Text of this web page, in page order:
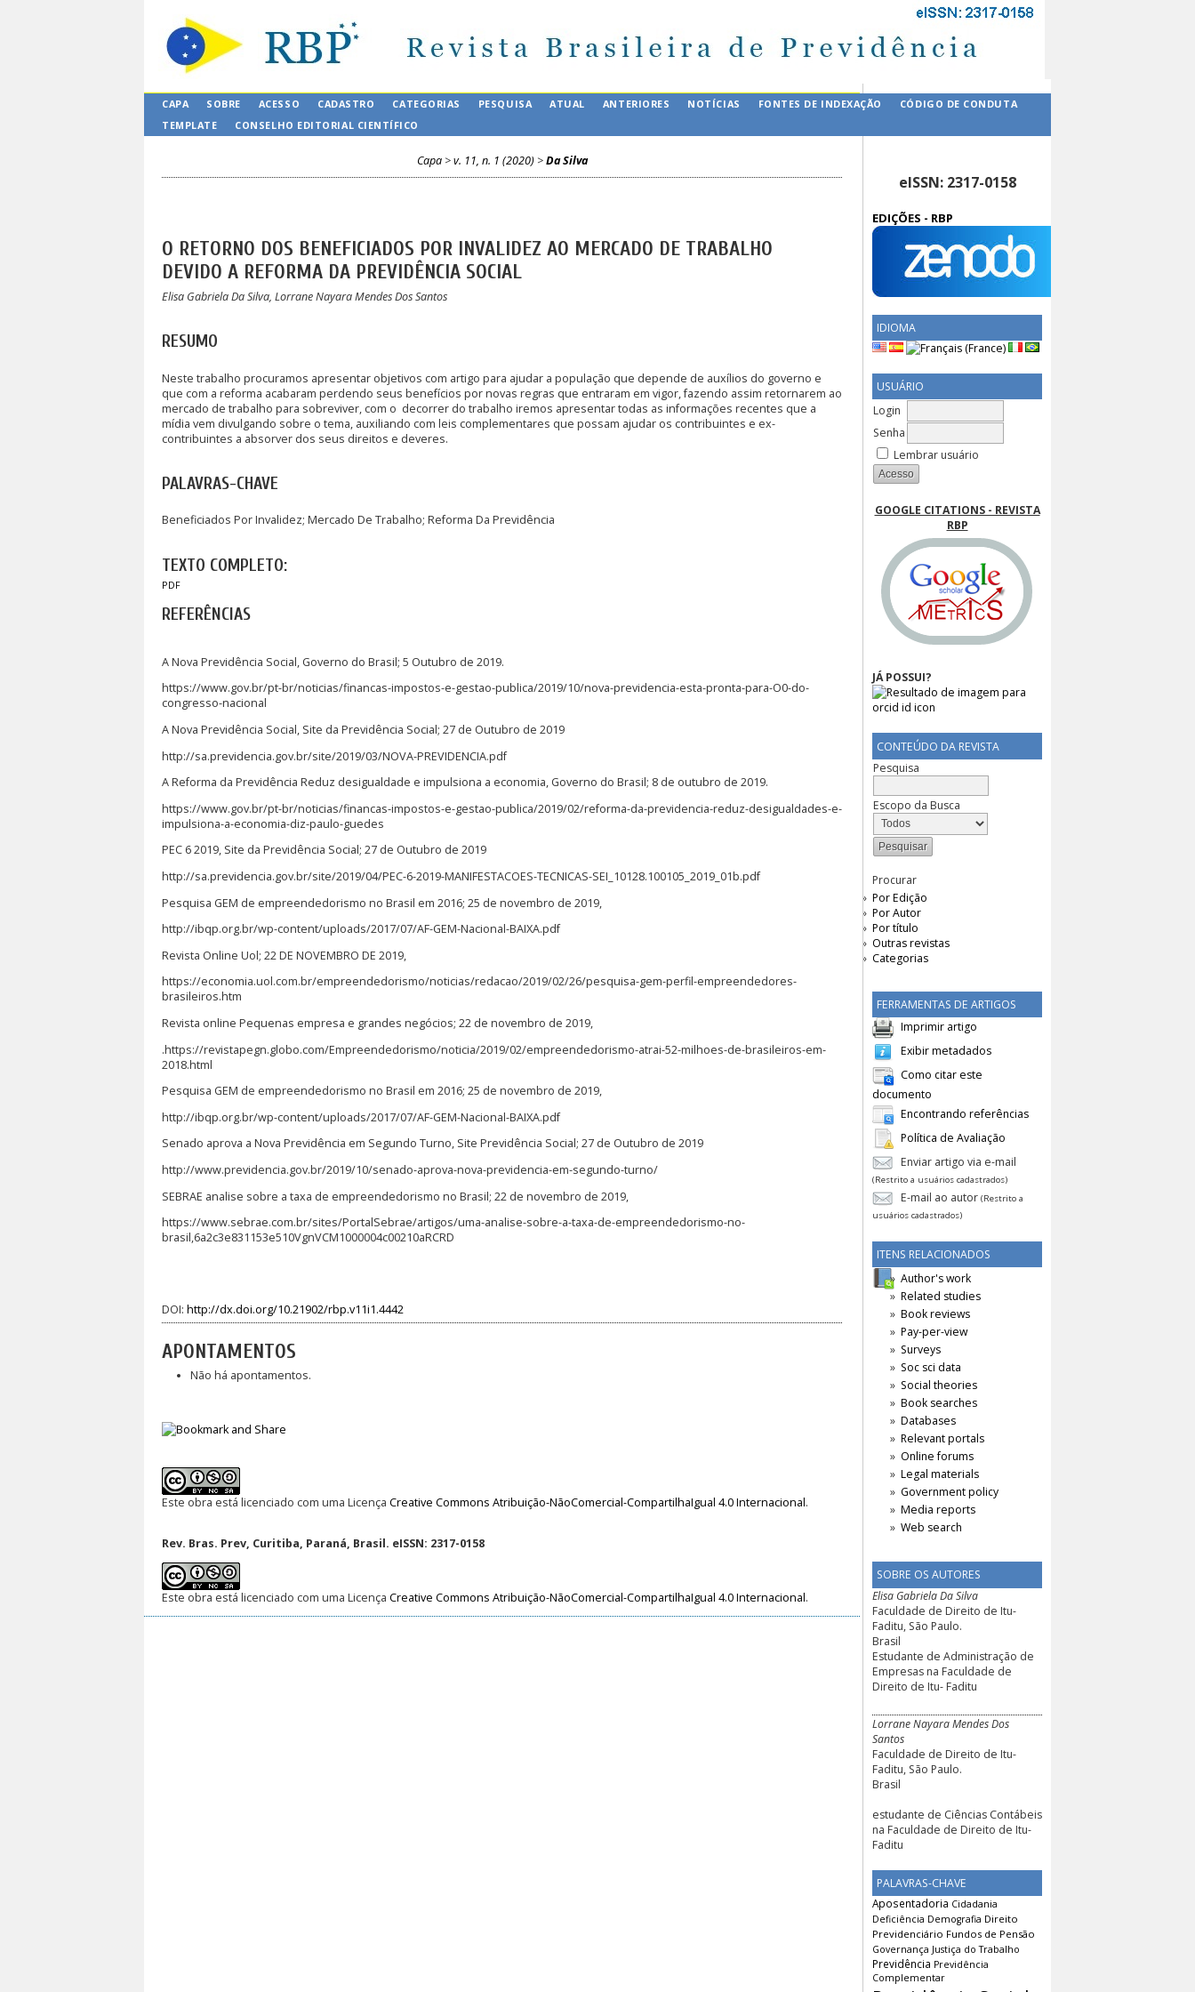
eISSN: 2317-0158
EDIÇÕES - RBP
IDIOMA
USUÁRIO
Login
Senha
Lembrar usuário
GOOGLE CITATIONS - REVISTA
RBP
JÁ POSSUI?
CONTEÚDO DA REVISTA
Pesquisa
Escopo da Busca
Procurar
Por Edição
Por Autor
Por título
Outras revistas
Categorias
FERRAMENTAS DE ARTIGOS
Imprimir artigo
Exibir metadados
Como citar este
documento
Encontrando referências
Política de Avaliação
Enviar artigo via e-mail
(Restrito a usuários cadastrados)
E-mail ao autor (Restrito a
usuários cadastrados)
ITENS RELACIONADOS
Author's work
Related studies
Book reviews
Pay-per-view
Surveys
Soc sci data
Social theories
Book searches
Databases
Relevant portals
Online forums
Legal materials
Government policy
Media reports
Web search
SOBRE OS AUTORES
Elisa Gabriela Da Silva
Faculdade de Direito de Itu-
Faditu, São Paulo.
Brasil
Estudante de Administração de
Empresas na Faculdade de
Direito de Itu- Faditu
Lorrane Nayara Mendes Dos
Santos
Faculdade de Direito de Itu-
Faditu, São Paulo.
Brasil
estudante de Ciências Contábeis
na Faculdade de Direito de Itu-
Faditu
PALAVRAS-CHAVE
Aposentadoria Cidadania
Deficiência Demografia Direito
Previdenciário Fundos de Pensão
Governança Justiça do Trabalho
Previdência Previdência
Complementar
CAPA SOBRE ACESSO CADASTRO CATEGORIAS PESQUISA ATUAL ANTERIORES NOTÍCIAS FONTES DE INDEXAÇÃO
CÓDIGO DE CONDUTA
TEMPLATE
CONSELHO EDITORIAL CIENTÍFICO
Capa>v. 11, n. 1 (2020) >Da Silva
O RETORNO DOS BENEFICIADOS POR INVALIDEZ AO MERCADO DE TRABALHO
DEVIDO A REFORMA DA PREVIDÊNCIA SOCIAL
Elisa Gabriela Da Silva, Lorrane Nayara Mendes Dos Santos
RESUMO
Neste trabalho procuramos apresentar objetivos com artigo para ajudar a população que depende de auxílios do governo e
que com a reforma acabaram perdendo seus benefícios por novas regras que entraram em vigor, fazendo assim retornarem ao
mercado de trabalho para sobreviver, com o decorrer do trabalho iremos apresentar todas as informações recentes que a
mídia vem divulgando sobre o tema, auxiliando com leis complementares que possam ajudar os contribuintes e ex-
contribuintes a absorver dos seus direitos e deveres.
PALAVRAS-CHAVE
Beneficiados Por Invalidez; Mercado De Trabalho; Reforma Da Previdência
TEXTO COMPLETO:
PDF
REFERÊNCIAS
A Nova Previdência Social, Governo do Brasil; 5 Outubro de 2019.
https://www.gov.br/pt-br/noticias/financas-impostos-e-gestao-publica/2019/10/nova-previdencia-esta-pronta-para-O0-do-
congresso-nacional
A Nova Previdência Social, Site da Previdência Social; 27 de Outubro de 2019
http://sa.previdencia.gov.br/site/2019/03/NOVA-PREVIDENCIA.pdf
A Reforma da Previdência Reduz desigualdade e impulsiona a economia, Governo do Brasil; 8 de outubro de 2019.
https://www.gov.br/pt-br/noticias/financas-impostos-e-gestao-publica/2019/02/reforma-da-previdencia-reduz-desigualdades-e-
impulsiona-a-economia-diz-paulo-guedes
PEC 6 2019, Site da Previdência Social; 27 de Outubro de 2019
http://sa.previdencia.gov.br/site/2019/04/PEC-6-2019-MANIFESTACOES-TECNICAS-SEI_10128.100105_2019_01b.pdf
Pesquisa GEM de empreendedorismo no Brasil em 2016; 25 de novembro de 2019,
http://ibqp.org.br/wp-content/uploads/2017/07/AF-GEM-Nacional-BAIXA.pdf
Revista Online Uol; 22 DE NOVEMBRO DE 2019,
https://economia.uol.com.br/empreendedorismo/noticias/redacao/2019/02/26/pesquisa-gem-perfil-empreendedores-
brasileiros.htm
Revista online Pequenas empresa e grandes negócios; 22 de novembro de 2019,
.https://revistapegn.globo.com/Empreendedorismo/noticia/2019/02/empreendedorismo-atrai-52-milhoes-de-brasileiros-em-
2018.html
Pesquisa GEM de empreendedorismo no Brasil em 2016; 25 de novembro de 2019,
http://ibqp.org.br/wp-content/uploads/2017/07/AF-GEM-Nacional-BAIXA.pdf
Senado aprova a Nova Previdência em Segundo Turno, Site Previdência Social; 27 de Outubro de 2019
http://www.previdencia.gov.br/2019/10/senado-aprova-nova-previdencia-em-segundo-turno/
SEBRAE analise sobre a taxa de empreendedorismo no Brasil; 22 de novembro de 2019,
https://www.sebrae.com.br/sites/PortalSebrae/artigos/uma-analise-sobre-a-taxa-de-empreendedorismo-no-
brasil,6a2c3e831153e510VgnVCM1000004c00210aRCRD
DOI: http://dx.doi.org/10.21902/rbp.v11i1.4442
APONTAMENTOS
Não há apontamentos.
Este obra está licenciado com uma Licença Creative Commons Atribuição-NãoComercial-CompartilhaIgual 4.0 Internacional.
Rev. Bras. Prev, Curitiba, Paraná, Brasil. eISSN: 2317-0158
Este obra está licenciado com uma Licença Creative Commons Atribuição-NãoComercial-CompartilhaIgual 4.0 Internacional.